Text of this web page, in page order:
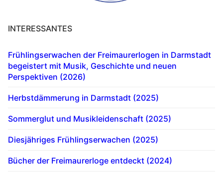
INTERESSANTES
Frühlingserwachen der Freimaurerlogen in Darmstadt
begeistert mit Musik, Geschichte und neuen
Perspektiven (2026)
Herbstdämmerung in Darmstadt (2025)
Sommerglut und Musikleidenschaft (2025)
Diesjähriges Frühlingserwachen (2025)
Bücher der Freimaurerloge entdeckt (2024)